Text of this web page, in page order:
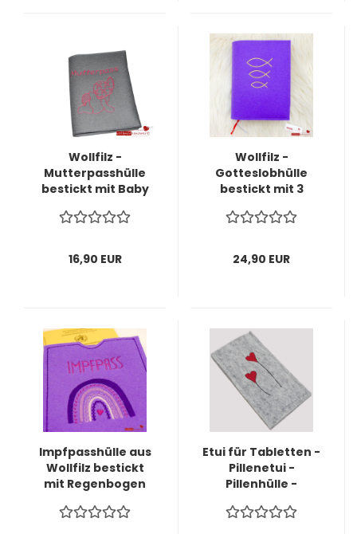
Wollfilz -
Mutterpasshülle
bestickt mit Baby
Schriftzug -sofort
16,90 EUR
Wollfilz -
Gotteslobhülle
bestickt mit 3
sofort lieferbar-
24,90 EUR
Impfpasshülle aus
Wollfilz bestickt
mit Regenbogen
Etui für Tabletten -
Pillenetui -
Pillenhülle -
Wollfilz bestickt -